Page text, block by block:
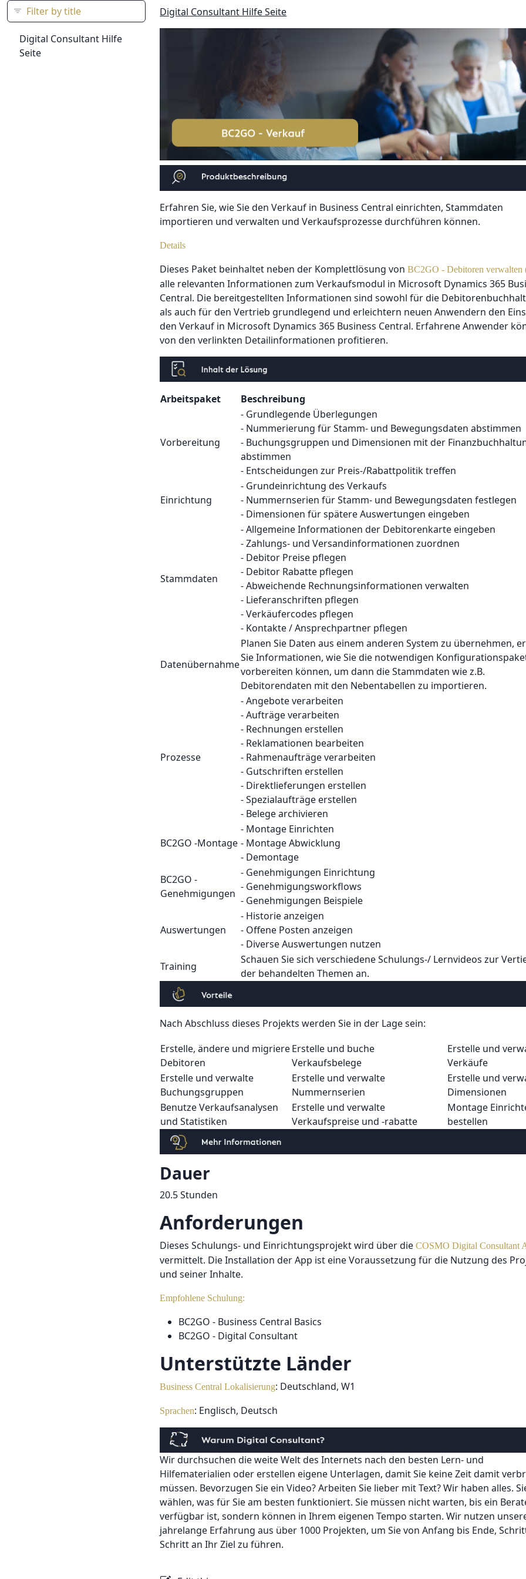
Digital Consultant Hilfe
Seite
Digital Consultant Hilfe Seite
Erfahren Sie, wie Sie den Verkauf in Business Central einrichten, Stammdaten
importieren und verwalten und Verkaufsprozesse durchführen können.
Details
Dieses Paket beinhaltet neben der Komplettlösung vonBC2GO - Debitoren verwalten
alle relevanten Informationen zum Verkaufsmodul in Microsoft Dynamics 365
Central. Die bereitgestellten Informationen sind sowohl für die
als auch für den Vertrieb grundlegend und erleichtern neuen Anwendern den
den Verkauf in Microsoft Dynamics 365 Business Central. Erfahrene Anwender
von den verlinkten Detailinformationen profitieren.
Arbeitspaket Beschreibung
Vorbereitung
- Grundlegende Überlegungen
- Nummerierung für Stamm- und Bewegungsdaten abstimmen
- Buchungsgruppen und Dimensionen mit der
abstimmen
- Entscheidungen zur Preis-/Rabattpolitik treffen
Einrichtung
- Grundeinrichtung des Verkaufs
- Nummernserien für Stamm- und Bewegungsdaten festlegen
- Dimensionen für spätere Auswertungen eingeben
Stammdaten
- Allgemeine Informationen der Debitorenkarte eingeben
- Zahlungs- und Versandinformationen zuordnen
- Debitor Preise pflegen
- Debitor Rabatte pflegen
- Abweichende Rechnungsinformationen verwalten
- Lieferanschriften pflegen
- Verkäufercodes pflegen
- Kontakte / Ansprechpartner pflegen
Datenübernahme
Planen Sie Daten aus einem anderen System zu übernehmen,
Sie Informationen, wie Sie die notwendigen
vorbereiten können, um dann die Stammdaten wie z.B.
Debitorendaten mit den Nebentabellen zu importieren.
Prozesse
- Angebote verarbeiten
- Aufträge verarbeiten
- Rechnungen erstellen
- Reklamationen bearbeiten
- Rahmenaufträge verarbeiten
- Gutschriften erstellen
- Direktlieferungen erstellen
- Spezialaufträge erstellen
- Belege archivieren
BC2GO -Montage
- Montage Einrichten
- Montage Abwicklung
- Demontage
BC2GO -
Genehmigungen
- Genehmigungen Einrichtung
- Genehmigungsworkflows
- Genehmigungen Beispiele
Auswertungen
- Historie anzeigen
- Offene Posten anzeigen
- Diverse Auswertungen nutzen
Training
Schauen Sie sich verschiedene Schulungs-/ Lernvideos zur
der behandelten Themen an.
Nach Abschluss dieses Projekts werden Sie in der Lage sein:
Erstelle, ändere und migriere
Debitoren
Erstelle und buche
Verkaufsbelege
Erstelle und
Verkäufe
Erstelle und verwalte
Buchungsgruppen
Erstelle und verwalte
Nummernserien
Erstelle und
Dimensionen
Benutze Verkaufsanalysen
und Statistiken
Erstelle und verwalte
Verkaufspreise und -rabatte
Montage
bestellen
Dauer
20.5 Stunden
Anforderungen
Dieses Schulungs- und Einrichtungsprojekt wird über dieCOSMO Digital Consultant
vermittelt. Die Installation der App ist eine Voraussetzung für die Nutzung des
und seiner Inhalte.
Empfohlene Schulung:
BC2GO - Business Central Basics
BC2GO - Digital Consultant
Unterstützte Länder
Business Central Lokalisierung: Deutschland, W1
Sprachen: Englisch, Deutsch
Wir durchsuchen die weite Welt des Internets nach den besten Lern- und
Hilfematerialien oder erstellen eigene Unterlagen, damit Sie keine Zeit damit
müssen. Bevorzugen Sie ein Video? Arbeiten Sie lieber mit Text? Wir haben alles.
wählen, was für Sie am besten funktioniert. Sie müssen nicht warten, bis ein
verfügbar ist, sondern können in Ihrem eigenen Tempo starten. Wir nutzen
jahrelange Erfahrung aus über 1000 Projekten, um Sie von Anfang bis Ende,
Schritt an Ihr Ziel zu führen.